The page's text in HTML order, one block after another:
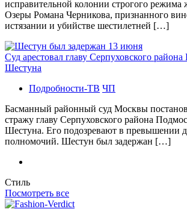
исправительной колонии строгого режима
Озеры Романа Черникова, признанного
истязании и убийстве шестилетней […]
Суд арестовал главу Серпуховского
Шестуна
Подробности-ТВ ЧП
Басманный районный суд Москвы
стражу главу Серпуховского района
Шестуна. Его подозревают в превышении
полномочий. Шестун был задержан […]
Стиль
Посмотреть все